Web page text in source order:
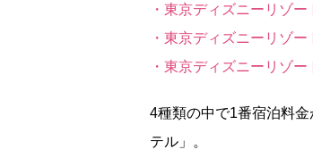
・東京ディズニーリゾ
・東京ディズニーリゾ
・東京ディズニーリゾ
4種類の中で1番宿泊料
テル」。